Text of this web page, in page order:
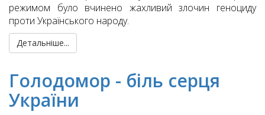
режимом було вчинено жахливий злочин геноциду
проти Українського народу.
Детальніше...
Голодомор - біль серця
України